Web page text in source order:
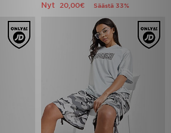
Nyt 20,00€ Säästä 33%